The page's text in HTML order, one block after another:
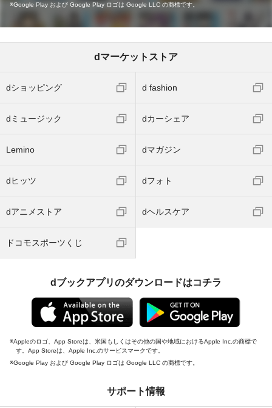
Google Play および Google Play ロゴは Google LLC の商標です。
dマーケットストア
dショッピング d fashion
dミュージック dカーシェア
Lemino dマガジン
dヒッツ dフォト
dアニメストア dヘルスケア
ドコモスポーツくじ
dブックアプリのダウンロードはコチラ
Appleのロゴ、App Storeは、米国もしくはその他の国や地域におけるApple Inc.の商標で
す。App Storeは、Apple Inc.のサービスマークです。
Google Play および Google Play ロゴは Google LLC の商標です。
サポート情報